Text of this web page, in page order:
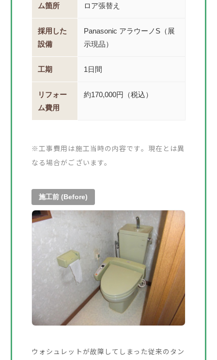
ム箇所
ロア張替え
採用した
設備
Panasonic アラウーノS（展
示現品）
工期 1日間
リフォー
ム費用
約170,000円（税込）
※工事費用は施工当時の内容です。現在とは異
なる場合がございます。
施工前 (Before)
ウォシュレットが故障してしまった従来のタン